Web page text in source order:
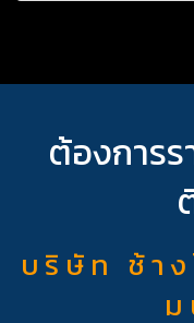
ต้องการร
บ ริ ษั ท ช้ า ง
ม